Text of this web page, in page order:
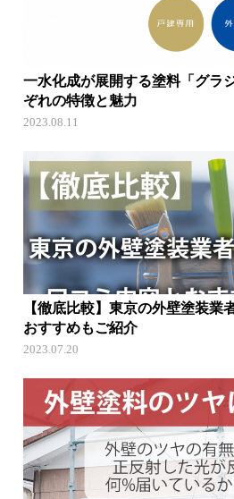
一水化成が展開する塗料「グラ
ぞれの特徴と魅力
2023.08.11
【徹底比較】東京の外壁塗装業
おすすめもご紹介
2023.07.20